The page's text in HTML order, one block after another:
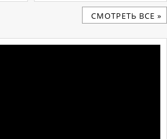
CМОТРЕТЬ ВСЕ »